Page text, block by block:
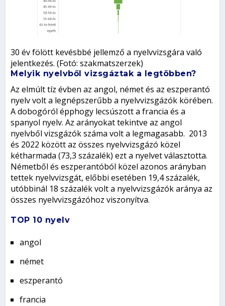
30 év fölött kevésbbé jellemző a nyelvvizsgára való
jelentkezés. (Fotó: szakmatszerzek)
Melyik nyelvből vizsgáztak a legtöbben?
Az elmúlt tíz évben az angol, német és az eszperantó
nyelv volt a legnépszerűbb a nyelvvizsgázók körében.
A dobogóról épphogy lecsúszott a francia és a
spanyol nyelv. Az arányokat tekintve az angol
nyelvből vizsgázók száma volt a legmagasabb. 2013
és 2022 között az összes nyelvvizsgázó közel
kétharmada (73,3 százalék) ezt a nyelvet választotta.
Németből és eszperantóból közel azonos arányban
tettek nyelvvizsgát, előbbi esetében 19,4 százalék,
utóbbinál 18 százalék volt a nyelvvizsgázók aránya az
összes nyelvvizsgázóhoz viszonyítva.
TOP 10 nyelv
angol
német
eszperantó
francia